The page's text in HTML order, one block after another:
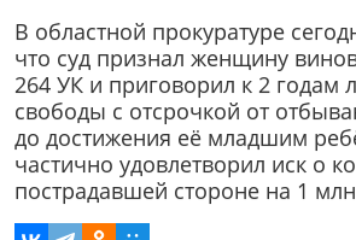
В областной прокуратуре
что суд признал женщину
264 УК и приговорил к 2 годам
свободы с отсрочкой от
до достижения её младшим
частично удовлетворил иск о
пострадавшей стороне на 1